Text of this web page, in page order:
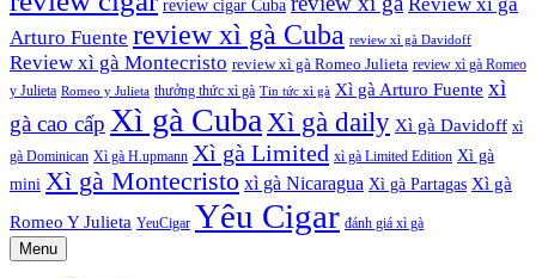
review cigar Cuba
Arturo Fuente review xì gà Cuba review xì gà Davidoff
Review xì gà Montecristo review xì gà Romeo Julieta review xì gà Romeo
y Julieta Romeo y Julieta thưởng thức xì gà Tin tức xì gà Xì gà Arturo Fuente xì
gà cao cấp Xì gà Cuba Xì gà daily Xì gà Davidoff xì
gà Dominican Xì gà H.upmann Xì gà Limited xì gà Limited Edition Xì gà
mini Xì gà Montecristo xì gà Nicaragua Xì gà Partagas Xì gà
Romeo Y Julieta YeuCigar Yêu Cigar đánh giá xì gà
Menu